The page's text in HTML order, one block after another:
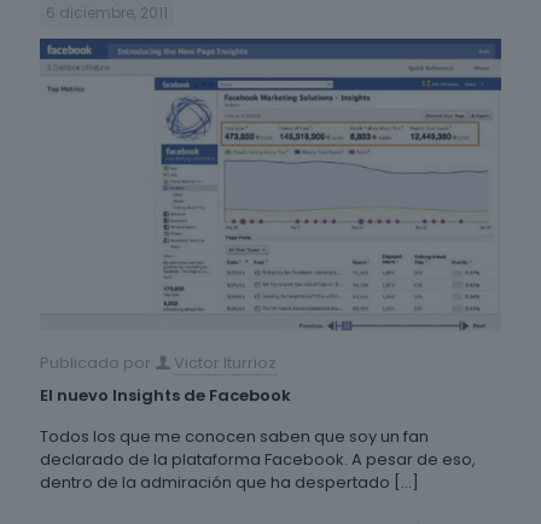
6 diciembre, 2011
Publicado por
Victor Iturrioz
El nuevo Insights de Facebook
Todos los que me conocen saben que soy un fan
declarado de la plataforma Facebook. A pesar de eso,
dentro de la admiración que ha despertado […]